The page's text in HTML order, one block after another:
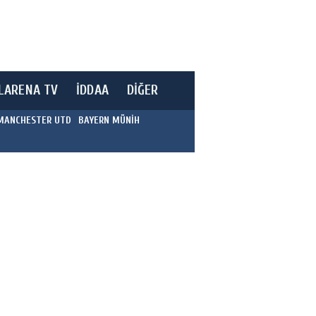
TV İDDAA DİĞER
UTD
BAYERN MÜNİH